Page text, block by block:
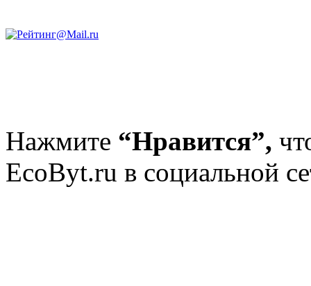
Нажмите “Нравится”,
EcoByt.ru в социальной